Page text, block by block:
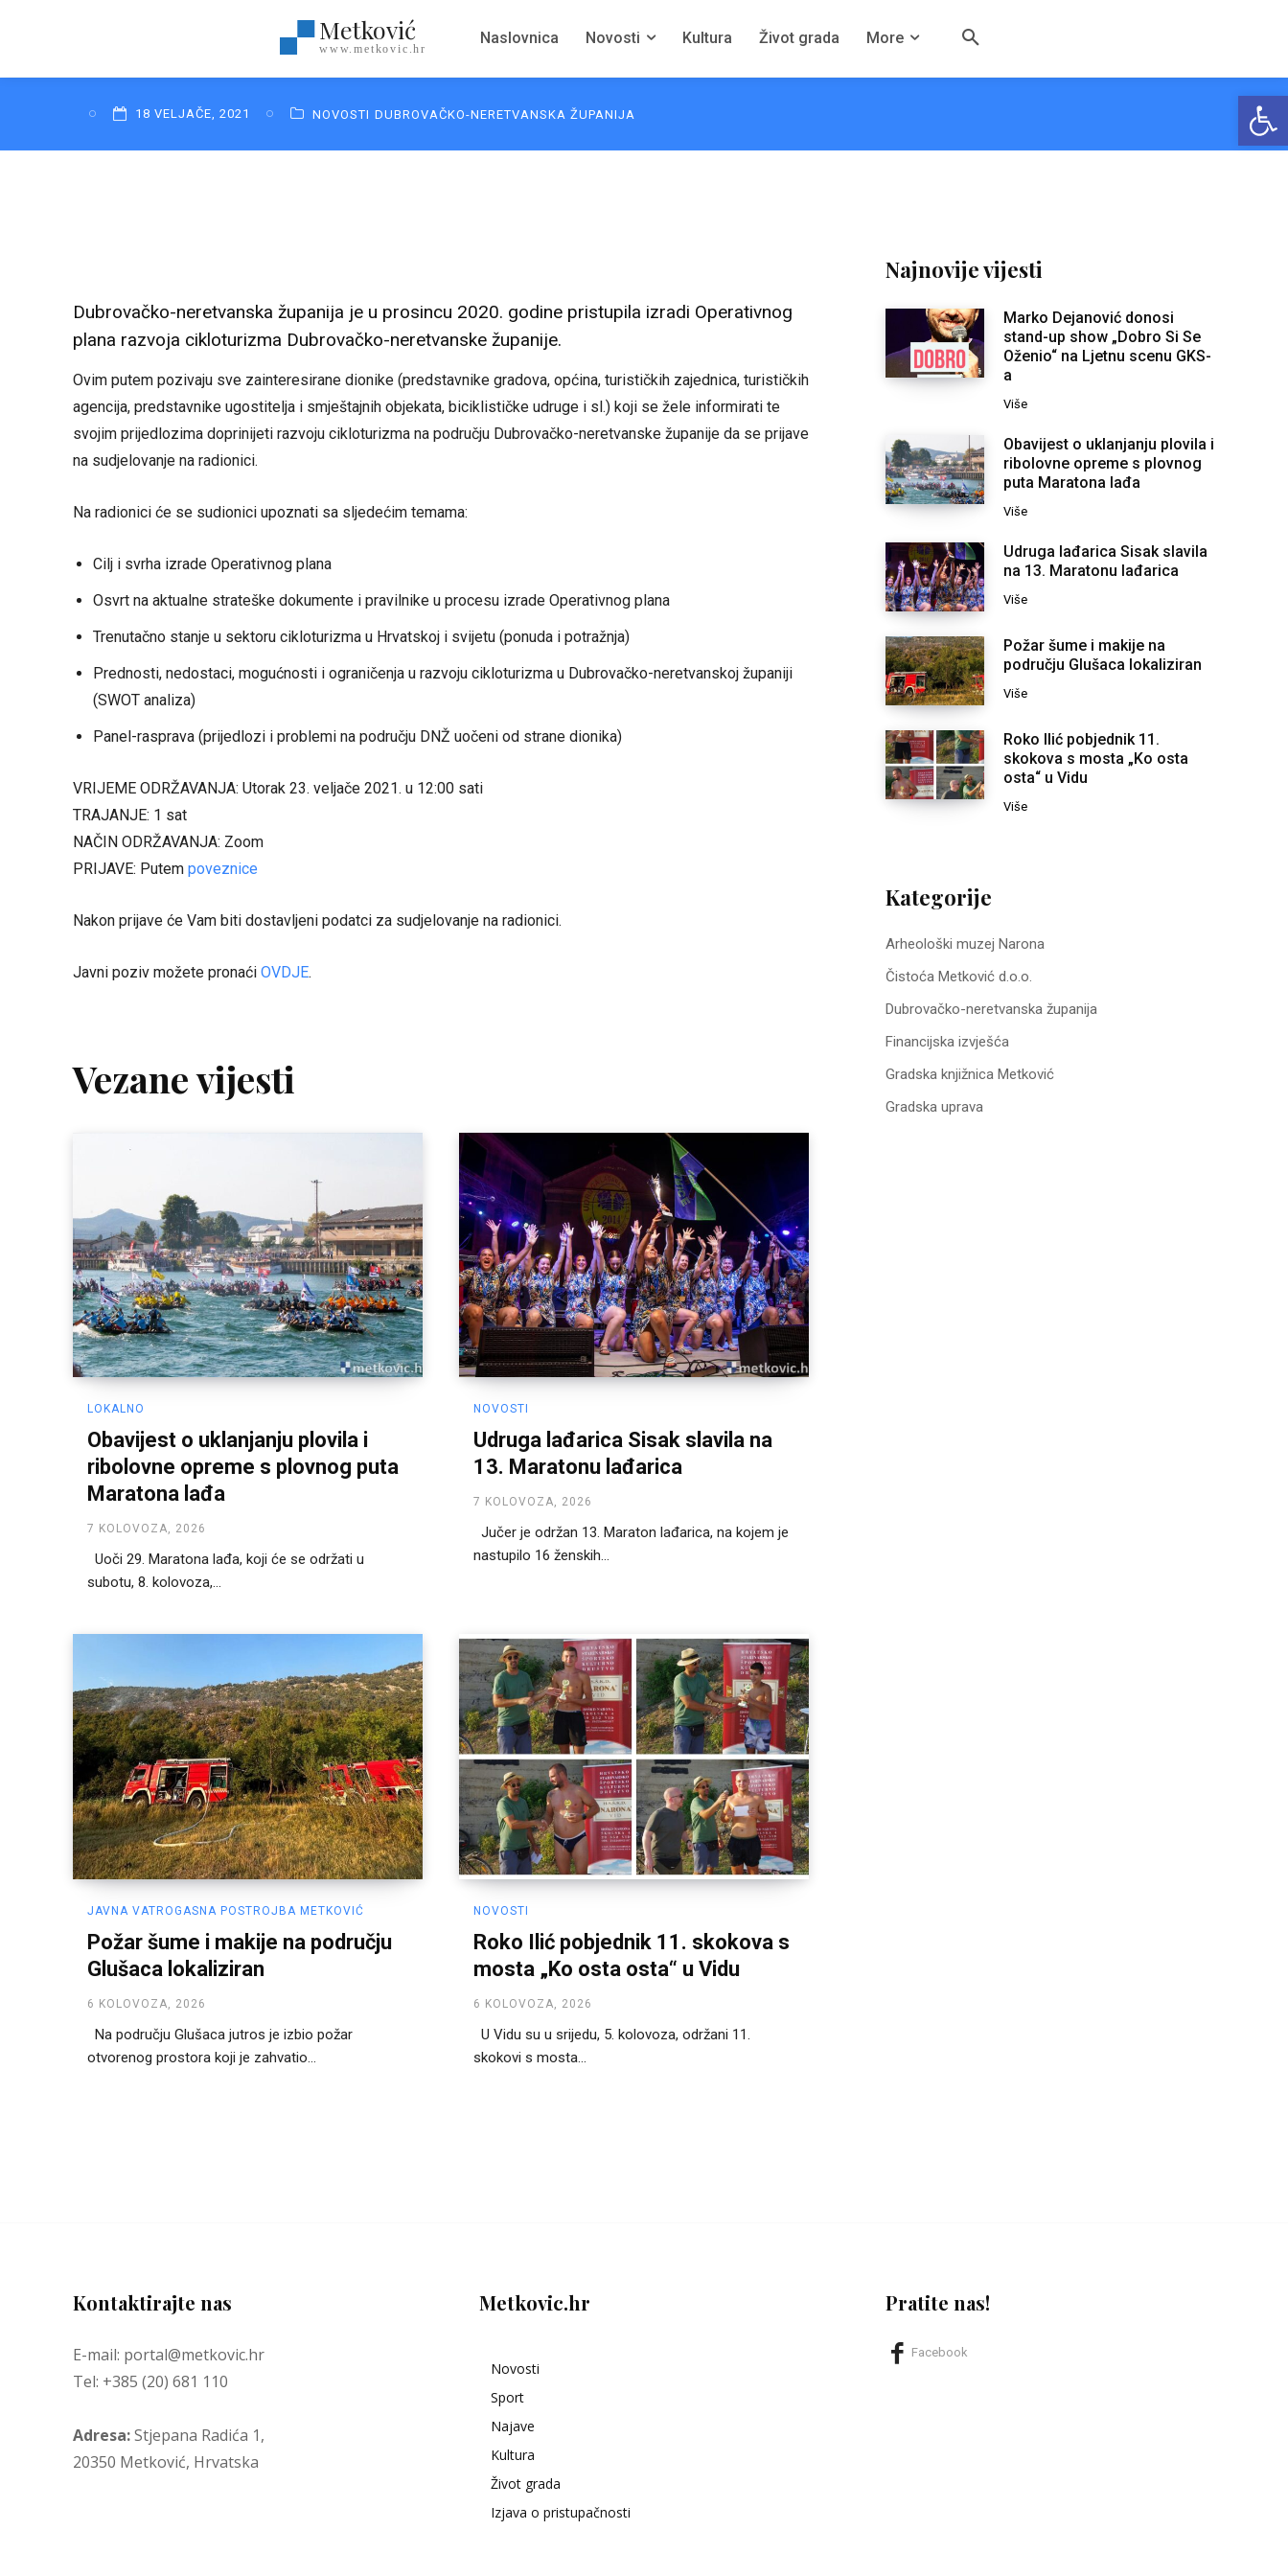
Metković
www.metkovic.hr
Naslovnica Novosti Kultura Život grada More
18 VELJAČE, 2021 NOVOSTI DUBROVAČKO-NERETVANSKA ŽUPANIJA
Dubrovačko-neretvanska županija je u prosincu 2020. godine pristupila izradi Operativnog
plana razvoja cikloturizma Dubrovačko-neretvanske županije.
Ovim putem pozivaju sve zainteresirane dionike (predstavnike gradova, općina, turističkih zajednica, turističkih
agencija, predstavnike ugostitelja i smještajnih objekata, biciklističke udruge i sl.) koji se žele informirati te
svojim prijedlozima doprinijeti razvoju cikloturizma na području Dubrovačko-neretvanske županije da se prijave
na sudjelovanje na radionici.
Na radionici će se sudionici upoznati sa sljedećim temama:
Cilj i svrha izrade Operativnog plana
Osvrt na aktualne strateške dokumente i pravilnike u procesu izrade Operativnog plana
Trenutačno stanje u sektoru cikloturizma u Hrvatskoj i svijetu (ponuda i potražnja)
Prednosti, nedostaci, mogućnosti i ograničenja u razvoju cikloturizma u Dubrovačko-neretvanskoj županiji
(SWOT analiza)
Panel-rasprava (prijedlozi i problemi na području DNŽ uočeni od strane dionika)
VRIJEME ODRŽAVANJA: Utorak 23. veljače 2021. u 12:00 sati
TRAJANJE: 1 sat
NAČIN ODRŽAVANJA: Zoom
PRIJAVE: Putem poveznice
Nakon prijave će Vam biti dostavljeni podatci za sudjelovanje na radionici.
Javni poziv možete pronaći OVDJE.
Vezane vijesti
LOKALNO
Obavijest o uklanjanju plovila i
ribolovne opreme s plovnog puta
Maratona lađa
7 KOLOVOZA, 2026
Uoči 29. Maratona lađa, koji će se održati u
subotu, 8. kolovoza,...
NOVOSTI
Udruga lađarica Sisak slavila na
13. Maratonu lađarica
7 KOLOVOZA, 2026
Jučer je održan 13. Maraton lađarica, na kojem je
nastupilo 16 ženskih...
JAVNA VATROGASNA POSTROJBA METKOVIĆ
Požar šume i makije na području
Glušaca lokaliziran
6 KOLOVOZA, 2026
Na području Glušaca jutros je izbio požar
otvorenog prostora koji je zahvatio...
NOVOSTI
Roko Ilić pobjednik 11. skokova s
mosta „Ko osta osta“ u Vidu
6 KOLOVOZA, 2026
U Vidu su u srijedu, 5. kolovoza, održani 11.
skokovi s mosta...
Najnovije vijesti
Marko Dejanović donosi
stand-up show „Dobro Si Se
Oženio“ na Ljetnu scenu GKS-
a
Više
Obavijest o uklanjanju plovila i
ribolovne opreme s plovnog
puta Maratona lađa
Više
Udruga lađarica Sisak slavila
na 13. Maratonu lađarica
Više
Požar šume i makije na
području Glušaca lokaliziran
Više
Roko Ilić pobjednik 11.
skokova s mosta „Ko osta
osta“ u Vidu
Više
Kategorije
Arheološki muzej Narona
Čistoća Metković d.o.o.
Dubrovačko-neretvanska županija
Financijska izvješća
Gradska knjižnica Metković
Gradska uprava
Kontaktirajte nas
E-mail: portal@metkovic.hr
Tel: +385 (20) 681 110
Adresa:Stjepana Radića 1,
20350 Metković, Hrvatska
Metkovic.hr
Novosti
Sport
Najave
Kultura
Život grada
Izjava o pristupačnosti
Pratite nas!
Facebook